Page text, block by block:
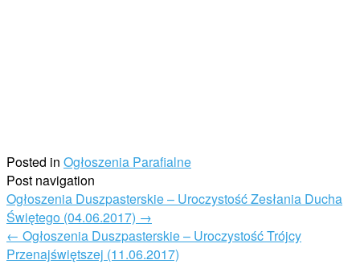
Posted in Ogłoszenia Parafialne
Post navigation
Ogłoszenia Duszpasterskie – Uroczystość Zesłania Ducha
Świętego (04.06.2017) →
← Ogłoszenia Duszpasterskie – Uroczystość Trójcy
Przenajświętszej (11.06.2017)